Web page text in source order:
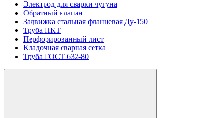
Электрод для сварки чугуна
Обратный клапан
Задвижка стальная фланцевая Ду-150
Труба НКТ
Перфорированный лист
Кладочная сварная сетка
Труба ГОСТ 632-80